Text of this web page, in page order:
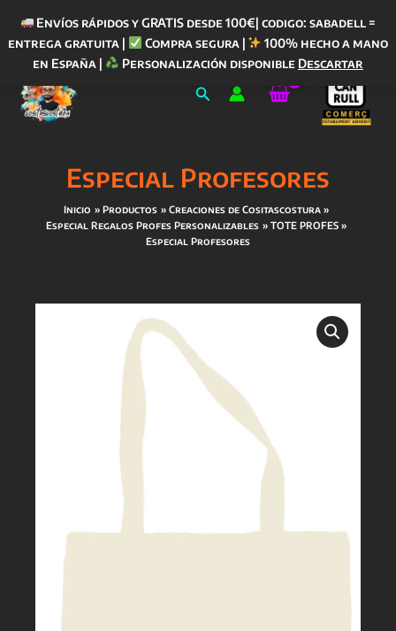
Envíos rápidos y GRATIS desde 100€| codigo: sabadell =
entrega gratuita |
Compra segura |
100% hecho a mano
en España |
Personalización disponible Descartar
contenido
Buscar
Especial Profesores
Inicio Productos
Creaciones de Cositascostura
Especial Regalos Profes Personalizables
TOTE PROFES
Especial Profesores